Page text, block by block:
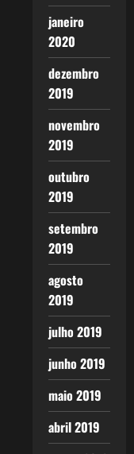
janeiro
2020
dezembro
2019
novembro
2019
outubro
2019
setembro
2019
agosto
2019
julho 2019
junho 2019
maio 2019
abril 2019